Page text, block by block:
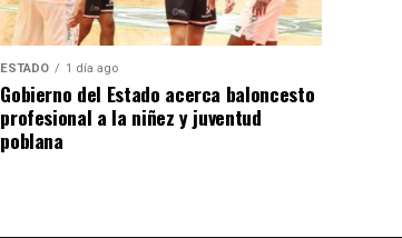
ESTADO 1 día ago
Gobierno del Estado acerca baloncesto
profesional a la niñez y juventud
poblana